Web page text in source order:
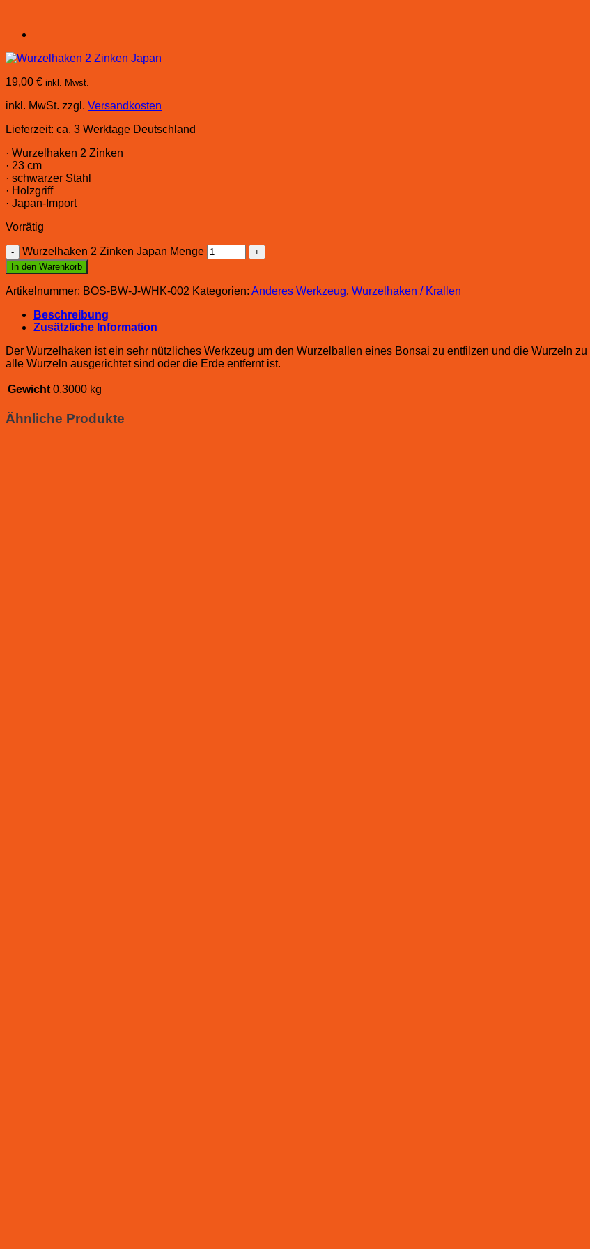
19,00 € inkl. Mwst.
inkl. MwSt. zzgl. Versandkosten
Lieferzeit: ca. 3 Werktage Deutschland
· Wurzelhaken 2 Zinken
· 23 cm
· schwarzer Stahl
· Holzgriff
· Japan-Import
Vorrätig
Wurzelhaken 2 Zinken Japan Menge
In den Warenkorb
Artikelnummer: BOS-BW-J-WHK-002 Kategorien: Anderes Werkzeug, Wurzelhaken / Krallen
Beschreibung
Zusätzliche Information
Der Wurzelhaken ist ein sehr nützliches Werkzeug um den Wurzelballen eines Bonsai zu entfilzen und die Wurzeln
alle Wurzeln ausgerichtet sind oder die Erde entfernt ist.
Gewicht 0,3000 kg
Ähnliche Produkte